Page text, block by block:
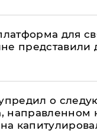
для
представили
о
направленном